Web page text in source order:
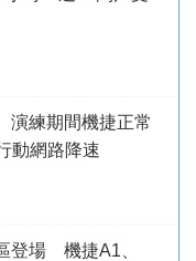
練期間機捷正常
動網路降速
登場 機捷A1、